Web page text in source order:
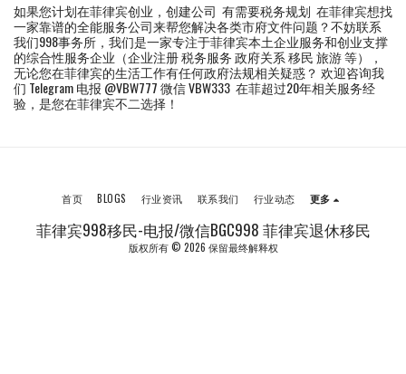
如果您计划在菲律宾创业，创建公司 有需要税务规划 在菲律宾想找
一家靠谱的全能服务公司来帮您解决各类市府文件问题？不妨联系
我们998事务所，我们是一家专注于菲律宾本土企业服务和创业支撑
的综合性服务企业（企业注册 税务服务 政府关系 移民 旅游 等），
无论您在菲律宾的生活工作有任何政府法规相关疑惑？ 欢迎咨询我
们 Telegram 电报 @VBW777 微信 VBW333 在菲超过20年相关服务经
验，是您在菲律宾不二选择！
菲律宾998移民-电报/微信BGC998 菲律宾退休移民
版权所有 © 2026 保留最终解释权
首页 BLOGS 行业资讯 联系我们 行业动态 更多